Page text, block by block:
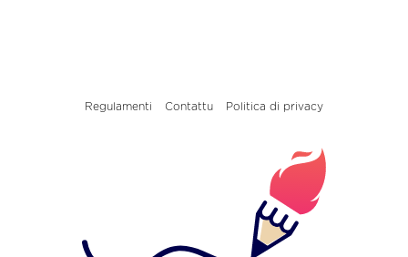
Regulamenti Contattu Politica di privacy